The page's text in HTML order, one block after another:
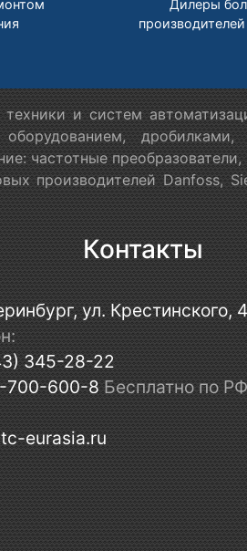
Дилеры
и систем
дробилками,
частотные
производителей Danfoss,
Контакты
ул. Крестинского,
345-28-22
700-600-8 Бесплатно по РФ
eurasia.ru